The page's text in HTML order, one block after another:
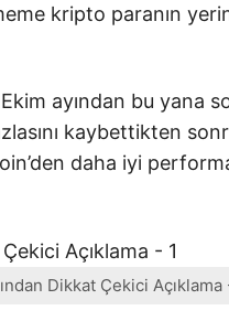
kripto paranın
ayından bu yana
kaybettikten
daha iyi
Dikkat Çekici Açıklama